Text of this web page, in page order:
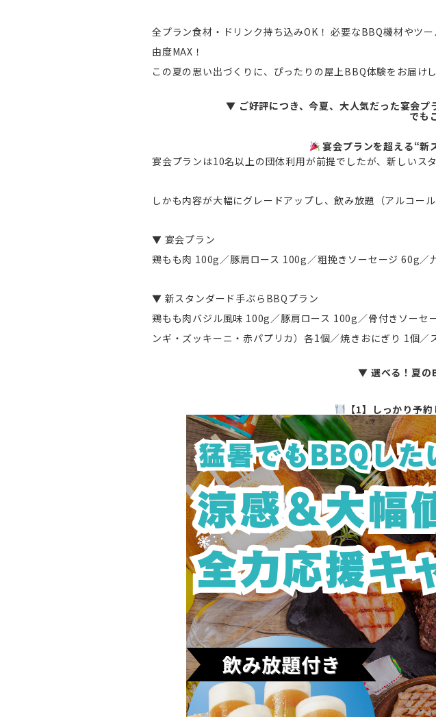
全プラン食材・ドリンク持ち込みOK！ 必要なBBQ機材やツ
由度MAX！
この夏の思い出づくりに、ぴったりの屋上BBQ体験をお届けし
▼ ご好評につき、今夏、大人気だった宴会プ
でも
宴会プランを超える“新
宴会プランは10名以上の団体利用が前提でしたが、新しいス
しかも内容が大幅にグレードアップし、飲み放題（アルコー
▼ 宴会プラン
鶏もも肉 100g／豚肩ロース 100g／粗挽きソーセージ 60g／
▼ 新スタンダード手ぶらBBQプラン
鶏もも肉バジル風味 100g／豚肩ロース 100g／骨付きソー
ンギ・ズッキーニ・赤パプリカ）各1個／焼きおにぎり 1個／
▼ 選べる！夏の
【1】しっかり予